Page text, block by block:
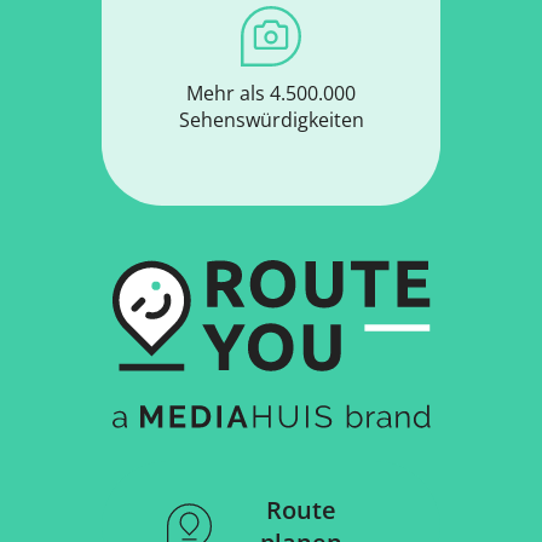
Mehr als 4.500.000
Sehenswürdigkeiten
Route